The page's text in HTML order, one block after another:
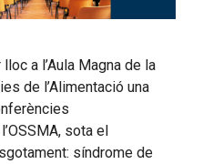
a l’Aula Magna de la
de l’Alimentació una
sota el
síndrome de